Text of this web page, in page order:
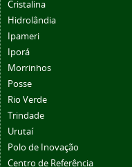
Hidrolândia
Ipameri
Iporá
Morrinhos
Posse
Rio Verde
Trindade
Urutaí
Polo de Inovação
Centro de Referência